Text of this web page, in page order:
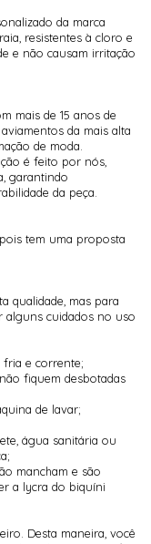
da marca
resistentes à cloro e
e não causam irritação
mais de 15 anos de
da mais alta
de moda.
é feito por nós,
garantindo
da peça.
tem uma proposta
qualidade, mas para
alguns cuidados no uso
e corrente;
fiquem desbotadas
de lavar;
água sanitária ou
mancham e são
a lycra do biquíni
Desta maneira, você